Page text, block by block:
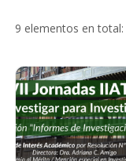
9 elementos en total: